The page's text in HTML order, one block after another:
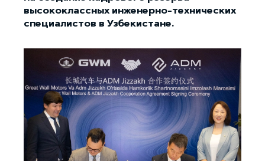
высококлассных инженерно-технических
специалистов в Узбекистане.